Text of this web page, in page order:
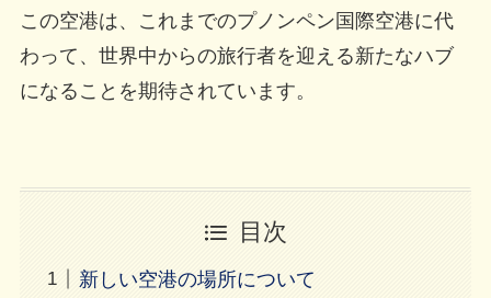
この空港は、これまでのプノンペン国際空港に代
わって、世界中からの旅行者を迎える新たなハブ
になることを期待されています。
目次
新しい空港の場所について